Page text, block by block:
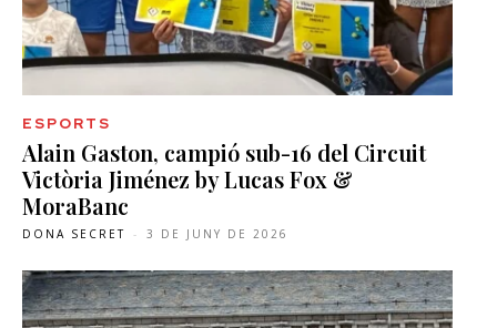
ESPORTS
Alain Gaston, campió sub-16 del Circuit
Victòria Jiménez by Lucas Fox &
MoraBanc
DONA SECRET - 3 DE JUNY DE 2026